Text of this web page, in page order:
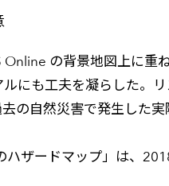
の背景地図上に
にも工夫を凝らした。
の自然災害で発生した
ザードマップ」は、